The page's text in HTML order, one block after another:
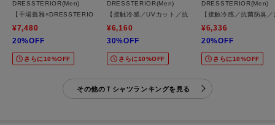
DRESSTERIOR(Men)
【干場義雅×DRESSTERIOR】ICE CLEAR COTTON Tシャツ
¥7,480
20%OFF
さらに10%OFF
DRESSTERIOR(Men)
【接触冷感／UVカット／抗菌防臭／しわ防止】クール
¥6,160
30%OFF
さらに10%OFF
DRESSTERIOR(Men)
【接触冷感／抗菌防臭
¥6,336
20%OFF
さらに10%OFF
その他のＴシャツランキングを見る